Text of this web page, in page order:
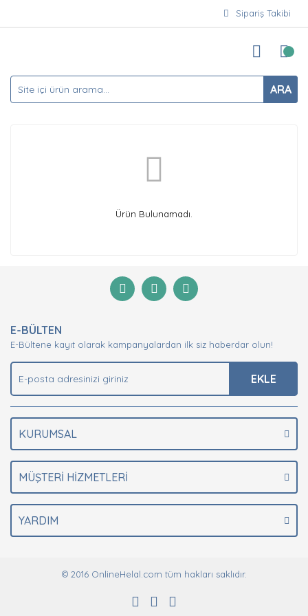
Sipariş Takibi
ARA
Ürün Bulunamadı.
E-BÜLTEN
E-Bültene kayıt olarak kampanyalardan ilk siz haberdar olun!
EKLE
KURUMSAL
MÜŞTERİ HİZMETLERİ
YARDIM
© 2016 OnlineHelal.com tüm hakları saklıdır.